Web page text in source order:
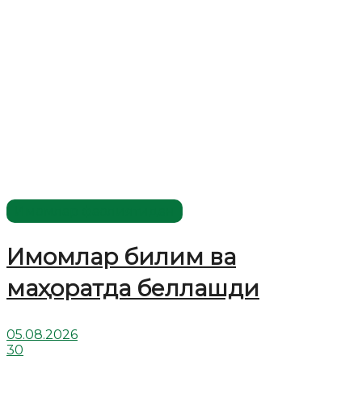
Имомлар билим ва
маҳоратда беллашди
05.08.2026
30